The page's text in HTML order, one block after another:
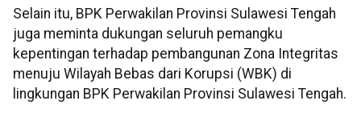
Selain itu, BPK Perwakilan Provinsi Sulawesi Tengah
juga meminta dukungan seluruh pemangku
kepentingan terhadap pembangunan Zona Integritas
menuju Wilayah Bebas dari Korupsi (WBK) di
lingkungan BPK Perwakilan Provinsi Sulawesi Tengah.